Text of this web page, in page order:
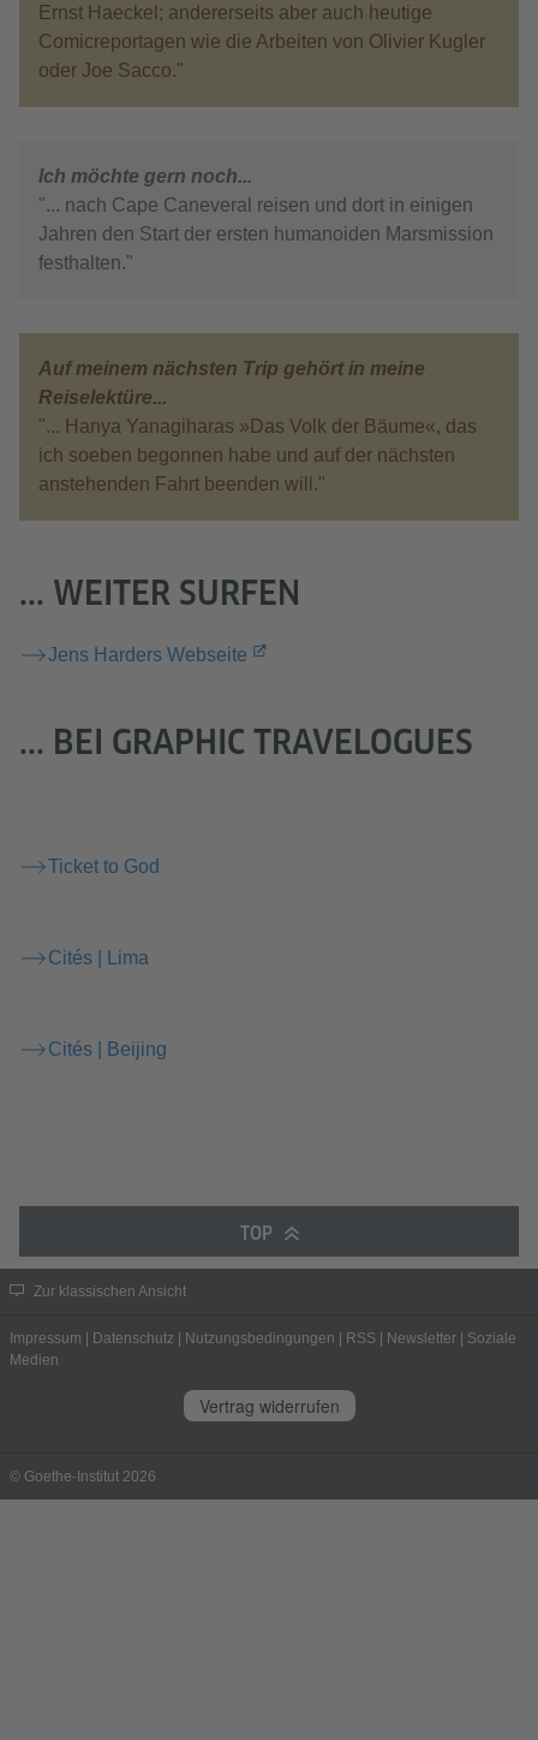
Ernst Haeckel; andererseits aber auch heutige
Comicreportagen wie die Arbeiten von Olivier Kugler
oder Joe Sacco."
Ich möchte gern noch...
"... nach Cape Caneveral reisen und dort in einigen
Jahren den Start der ersten humanoiden Marsmission
festhalten."
Auf meinem nächsten Trip gehört in meine
Reiselektüre...
"... Hanya Yanagiharas »Das Volk der Bäume«, das
ich soeben begonnen habe und auf der nächsten
anstehenden Fahrt beenden will."
... WEITER SURFEN
Jens Harders Webseite
... BEI GRAPHIC TRAVELOGUES
Ticket to God
Cités | Lima
Cités | Beijing
TOP
Zur klassischen Ansicht
Impressum Datenschutz Nutzungsbedingungen RSS Newsletter
Soziale
Medien
Vertrag widerrufen
© Goethe-Institut 2026